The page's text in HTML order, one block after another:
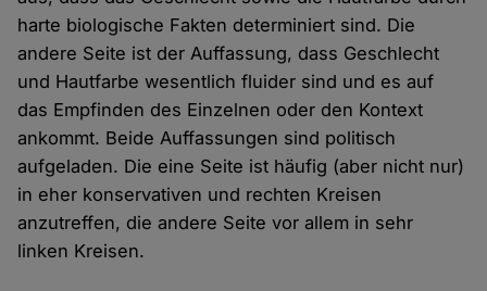
harte biologische Fakten determiniert sind. Die
andere Seite ist der Auffassung, dass Geschlecht
und Hautfarbe wesentlich fluider sind und es auf
das Empfinden des Einzelnen oder den Kontext
ankommt. Beide Auffassungen sind politisch
aufgeladen. Die eine Seite ist häufig (aber nicht nur)
in eher konservativen und rechten Kreisen
anzutreffen, die andere Seite vor allem in sehr
linken Kreisen.